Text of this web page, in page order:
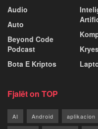
Audio
Auto
Beyond Code
Podcast
Bota E Kriptos
Fjalët on TOP
AI Android aplikacion